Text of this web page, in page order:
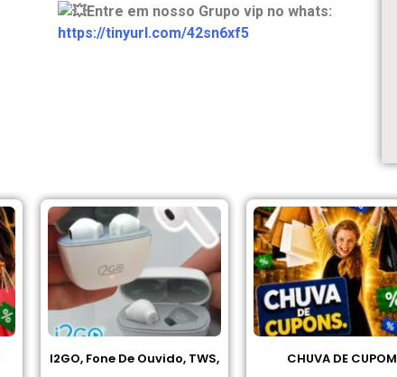
Entre em nosso Grupo vip no whats:
https://tinyurl.com/42sn6xf5
I2GO, Fone De Ouvido, TWS,
CHUVA DE CUPOM